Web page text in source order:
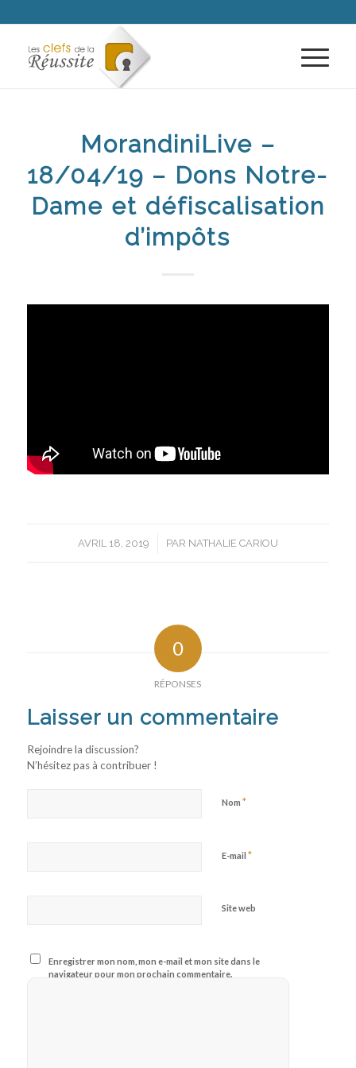
MorandiniLive –
18/04/19 – Dons Notre-
Dame et défiscalisation
d’impôts
AVRIL 18, 2019
/ PAR NATHALIE CARIOU
0
RÉPONSES
Laisser un commentaire
Rejoindre la discussion?
N’hésitez pas à contribuer !
Nom *
E-mail *
Site web
Enregistrer mon nom, mon e-mail et mon site dans le
navigateur pour mon prochain commentaire.